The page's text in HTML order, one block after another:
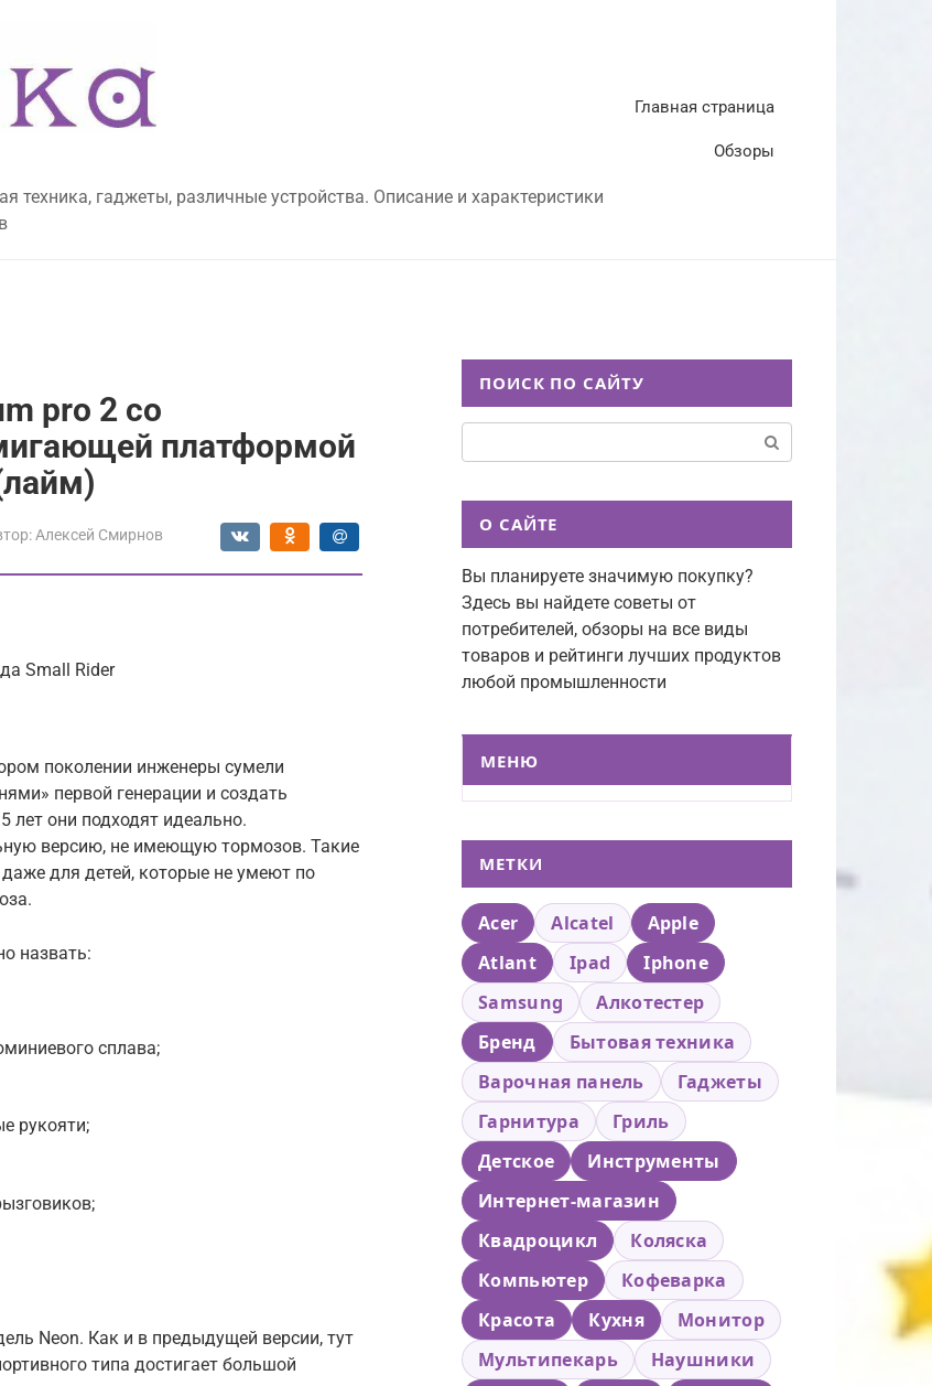
техника, гаджеты, различные устройства. Описание и характеристики
Главная страница
Обзоры
pro 2 со
платформой
Алексей Смирнов
Small Rider
поколении инженеры сумели
первой генерации и создать
лет они подходят идеально.
версию, не имеющую тормозов. Такие
для детей, которые не умеют по
назвать:
сплава;
рукояти;
Neon. Как и в предыдущей версии, тут
типа достигает большой
ПОИСК ПО САЙТУ
О САЙТЕ
Вы планируете значимую покупку?
Здесь вы найдете советы от
потребителей, обзоры на все виды
товаров и рейтинги лучших продуктов
любой промышленности
МЕНЮ
МЕТКИ
Acer Alcatel
Apple
Atlant
Ipad
Iphone
Samsung
Алкотестер
Бренд
Бытовая техника
Варочная панель
Гаджеты
Гарнитура
Гриль
Детское
Инструменты
Интернет-магазин
Квадроцикл
Коляска
Компьютер
Кофеварка
Красота
Кухня
Монитор
Мультипекарь
Наушники